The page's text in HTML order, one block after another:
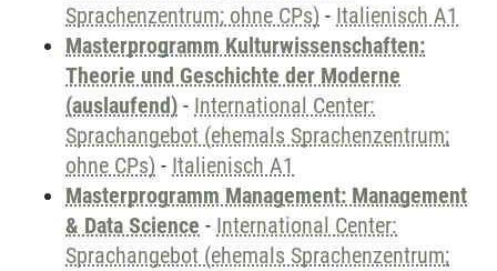
Sprachenzentrum; ohne CPs) - Italienisch A1
Masterprogramm Kulturwissenschaften:
Theorie und Geschichte der Moderne
(auslaufend) - International Center:
Sprachangebot (ehemals Sprachenzentrum;
ohne CPs) - Italienisch A1
Masterprogramm Management: Management
& Data Science - International Center:
Sprachangebot (ehemals Sprachenzentrum;